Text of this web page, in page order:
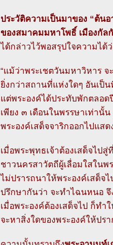
ประวัติความเป็นมาของ “ต้น
ของสมาคมมหาโพธิ์ เมืองกัล
ได้กล่าวไว้พอสรุปใจความได้
“แม้ว่าพระเชตวันมหาวิหาร
ยิ่งกว่าสถานที่แห่งใดๆ อันเป็
แต่พระองค์ได้ประทับพักตลอ
เพียง ๓ เดือนในพรรษาเท่านั้
พระองค์เสด็จจาริกออกไปแ
เมื่อพระพุทธเจ้าต้องเสด็จไป
ชาวนครสาวัตถีผู้เลื่อมใสในพ
ไม่ปรารถนาให้พระองค์เสด็จ
ปรึกษากันว่า จะทำไฉนหนอ
เมื่อพระองค์ต้องเสด็จไป ก็ทำ
จะหาสิ่งใดของพระองค์ให้ปร